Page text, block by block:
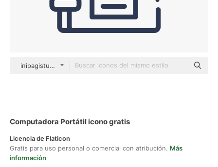
inipagistudio Mixed
Computadora Portátil icono gratis
Licencia de Flaticon
Gratis para uso personal o comercial con atribución. Más
información